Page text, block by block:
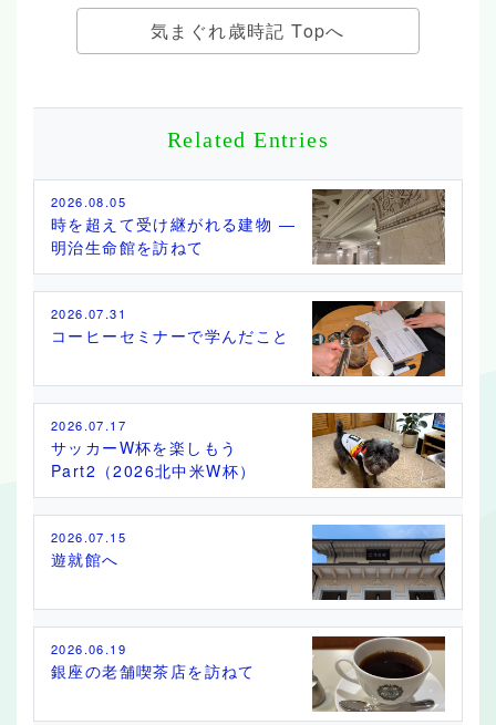
気まぐれ歳時記 Topへ
Related Entries
2026.08.05
時を超えて受け継がれる建物 ―
明治生命館を訪ねて
2026.07.31
コーヒーセミナーで学んだこと
2026.07.17
サッカーW杯を楽しもう
Part2（2026北中米W杯）
2026.07.15
遊就館へ
2026.06.19
銀座の老舗喫茶店を訪ねて